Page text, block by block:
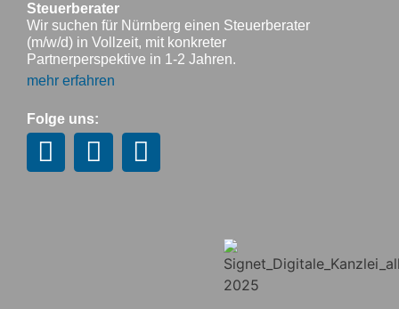
Steuerberater
Wir suchen für Nürnberg einen Steuerberater
(m/w/d) in Vollzeit, mit konkreter
Partnerperspektive in 1-2 Jahren.
mehr erfahren
Folge uns: